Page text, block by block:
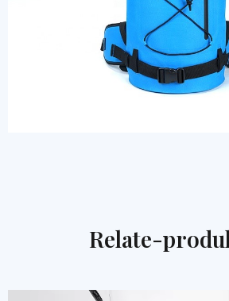
Relate-